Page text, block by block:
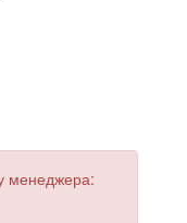
менеджера: